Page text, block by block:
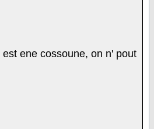
ene cossoune, on n' pout